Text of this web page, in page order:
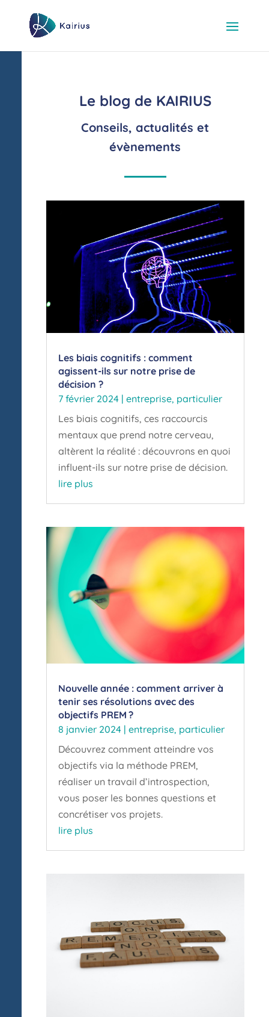
Le blog de KAIRIUS
Conseils, actualités et
évènements
Les biais cognitifs : comment
agissent-ils sur notre prise de
décision ?
7 février 2024 |entreprise, particulier
Les biais cognitifs, ces raccourcis
mentaux que prend notre cerveau,
altèrent la réalité : découvrons en quoi
influent-ils sur notre prise de décision.
lire plus
Nouvelle année : comment arriver à
tenir ses résolutions avec des
objectifs PREM ?
8 janvier 2024 |entreprise, particulier
Découvrez comment atteindre vos
objectifs via la méthode PREM,
réaliser un travail d’introspection,
vous poser les bonnes questions et
concrétiser vos projets.
lire plus